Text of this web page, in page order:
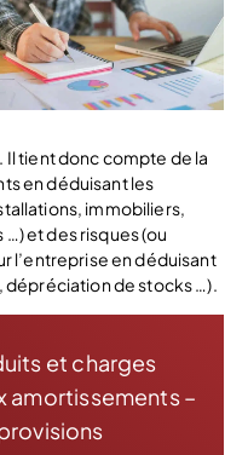
tient donc compte de la
en déduisant les
immobiliers,
et des risques (ou
l’entreprise en déduisant
dépréciation de stocks …).
et charges
amortissements –